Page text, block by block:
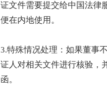
证文件需要提交给中国法律
便在内地使用。
3.特殊情况处理：如果董事
证人对相关文件进行核验，
函。